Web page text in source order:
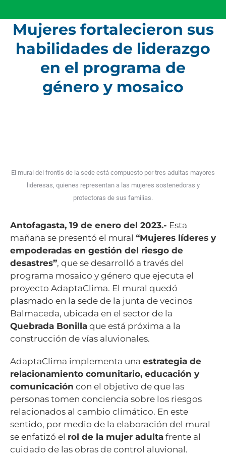
Mujeres fortalecieron sus
habilidades de liderazgo
en el programa de
género y mosaico
El mural del frontis de la sede está compuesto por tres adultas mayores
lideresas, quienes representan a las mujeres sostenedoras y
protectoras de sus familias.
Antofagasta, 19 de enero del 2023.- Esta
mañana se presentó el mural “Mujeres líderes y
empoderadas en gestión del riesgo de
desastres”, que se desarrolló a través del
programa mosaico y género que ejecuta el
proyecto AdaptaClima. El mural quedó
plasmado en la sede de la junta de vecinos
Balmaceda, ubicada en el sector de la
Quebrada Bonilla que está próxima a la
construcción de vías aluvionales.
AdaptaClima implementa una estrategia de
relacionamiento comunitario, educación y
comunicación con el objetivo de que las
personas tomen conciencia sobre los riesgos
relacionados al cambio climático. En este
sentido, por medio de la elaboración del mural
se enfatizó el rol de la mujer adulta frente al
cuidado de las obras de control aluvional.